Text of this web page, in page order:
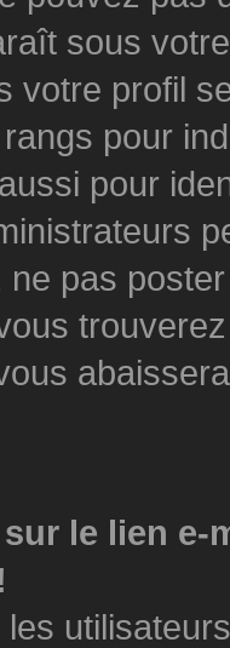
sous
votre profil
pour
pour
ne pas
le lien e-